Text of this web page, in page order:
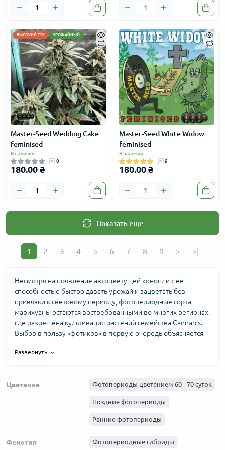
ВЫСОКИЙ ТГК УРОЖАЙНЫЙ
Master-Seed Wedding Cake
feminised
В наличии
0
180.00 ₴
Master-Seed White Widow
feminised
В наличии
9
180.00 ₴
Показать еще
1 2 3 4 5 6 7 8 9 > >|
Несмотря на появление автоцветущей конопли с ее
способностью быстро давать урожай и зацветать без
привязки к световому периоду, фотопериодные сорта
марихуаны остаются востребованными во многих регионах,
где разрешена культивация растений семейства Cannabis.
Выбор в пользу «фотиков» в первую очередь объясняется
заложено в генах. Селекционеры ведущих сидбанков мира
культуре.
Semena Konopliможно купить фотопериодные
семена каннабиса, отличающиеся высокой всхожестью,
непростых погодных условиях, награждая гроверов-
Развернуть
Цветение Фотопериоды цветением 60 - 70 суток
Поздние фотопериоды
Ранние фотопериоды
Фенотип Фотопериодные гибриды